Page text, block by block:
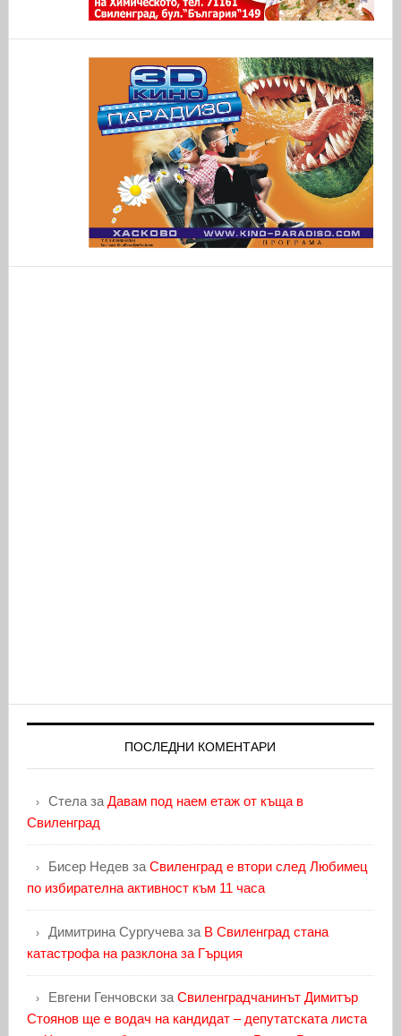
ПОСЛЕДНИ КОМЕНТАРИ
Стелаза Давам под наем етаж от къща в
Свиленград
Бисер Недевза Свиленград е втори след Любимец
по избирателна активност към 11 часа
Димитрина Сургучеваза В Свиленград стана
катастрофа на разклона за Гърция
Евгени Генчовскиза Свиленградчанинът Димитър
Стоянов ще е водач на кандидат – депутатската листа